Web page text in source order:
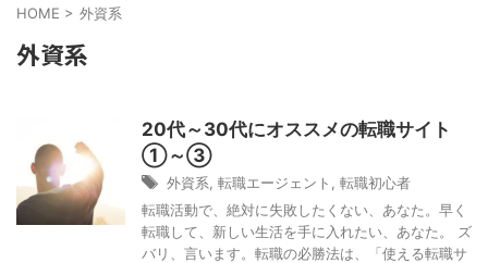
HOME > 外資系
外資系
20代～30代にオススメの転職サイト
①～③
外資系 転職エージェント
転職初心者
転職活動で、絶対に失敗したくない、あなた。早く
転職して、新しい生活を手に入れたい、あなた。 ズ
バリ、言います。転職の必勝法は、「使える転職サ